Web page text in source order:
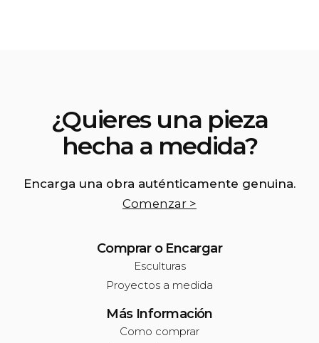
¿Quieres una pieza
hecha a medida?
Encarga una obra auténticamente genuina.
Comenzar >
Comprar o Encargar
Esculturas
Proyectos a medida
Más Información
Como comprar